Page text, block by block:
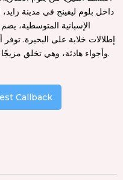
داخل بلوم ليفينج في مدينة
إطلالات خلابة على البحيرة.
وأجواء هادئة، وهي تخلق مزيجًا مثاليًا من الأناقة والراحة والراحة لسكانها.
Callback